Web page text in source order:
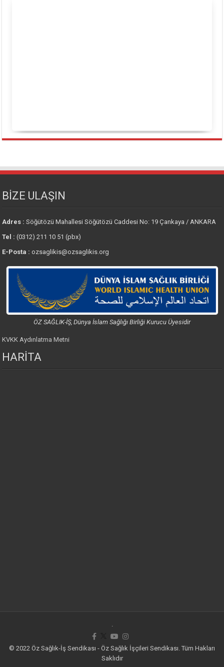
BİZE ULAŞIN
Adres :Söğütözü Mahallesi Söğütözü Caddesi No: 19 Çankaya / ANKARA
Tel : (0312) 211 10 51 (pbx)
E-Posta : ozsaglikis@ozsaglikis.org
ÖZ SAĞLIK-İŞ, Dünya İslam Sağlığı Birliği Kurucu Üyesidir
KVKK Aydınlatma Metni
HARİTA
© 2022 Öz Sağlık-İş Sendikası - Öz Sağlık İşçileri Sendikası. Tüm Hakları
Saklıdır